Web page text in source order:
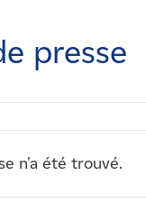
presse
n'a été trouvé.